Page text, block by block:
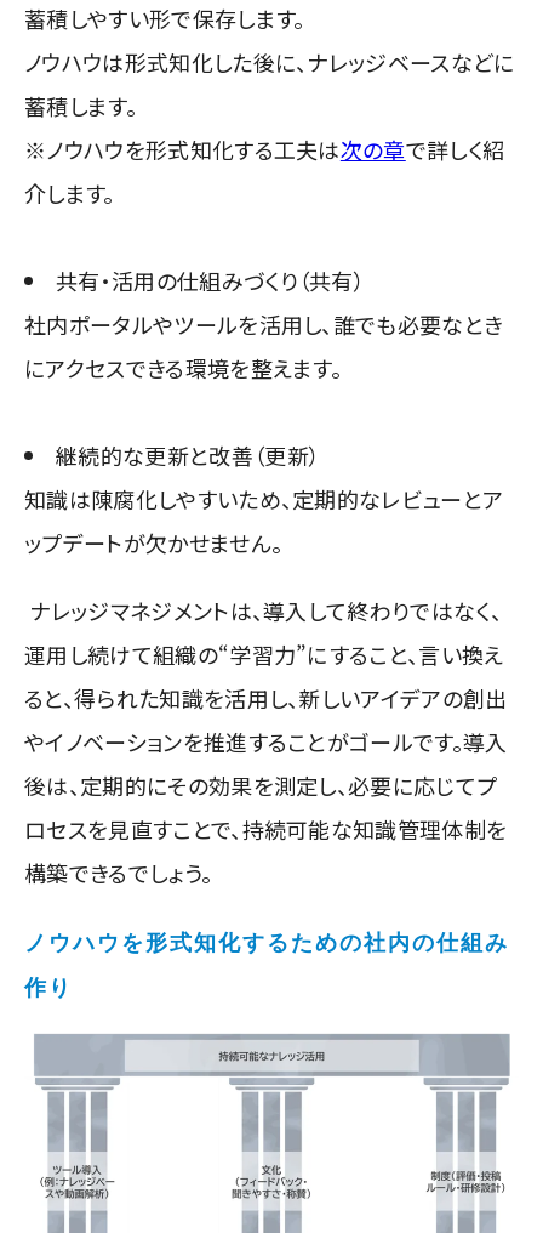
蓄積しやすい形で保存します。
ノウハウは形式知化した後に、ナレッジベースなどに
蓄積します。
※ノウハウを形式知化する工夫は次の章で詳しく紹
介します。
共有・活用の仕組みづくり（共有）
社内ポータルやツールを活用し、誰でも必要なとき
にアクセスできる環境を整えます。
継続的な更新と改善（更新）
知識は陳腐化しやすいため、定期的なレビューとア
ップデートが欠かせません。
ナレッジマネジメントは、導入して終わりではなく、
運用し続けて組織の“学習力”にすること、言い換え
ると、得られた知識を活用し、新しいアイデアの創出
やイノベーションを推進することがゴールです。導入
後は、定期的にその効果を測定し、必要に応じてプ
ロセスを見直すことで、持続可能な知識管理体制を
構築できるでしょう。
ノウハウを形式知化するための社内の仕組み
作り